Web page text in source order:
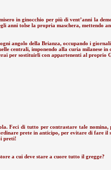
in ginocchio per più di vent’anni la
anni tolse la propria maschera, mettendo
angolo della Brianza, occupando i
centrali, imponendo alla curia milanese
per sostituirli con appartenenti al proprio
Feci di tutto per contrastare tale nomina,
prete in anticipo, per evitare di fare
preti!
a cui deve stare a cuore tutto il gregge?